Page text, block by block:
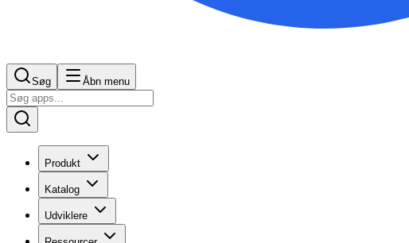
Søg Åbn menu
Produkt
Katalog
Udviklere